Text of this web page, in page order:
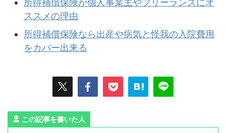
所得補償保険が個人事業主やフリーランスにオ
ススメの理由
所得補償保険なら出産や病気と怪我の入院費用
をカバー出来る
この記事を書いた人